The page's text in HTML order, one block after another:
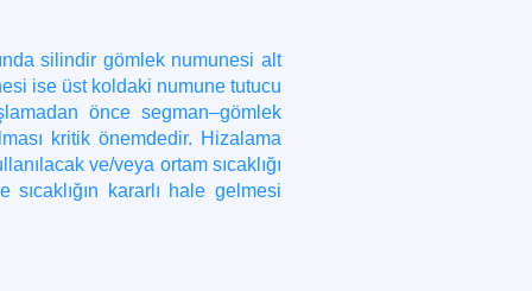
silindir gömlek numunesi alt
ise üst koldaki numune tutucu
önce segman–gömlek
kritik önemdedir. Hizalama
ve/veya ortam sıcaklığı
sıcaklığın kararlı hale gelmesi